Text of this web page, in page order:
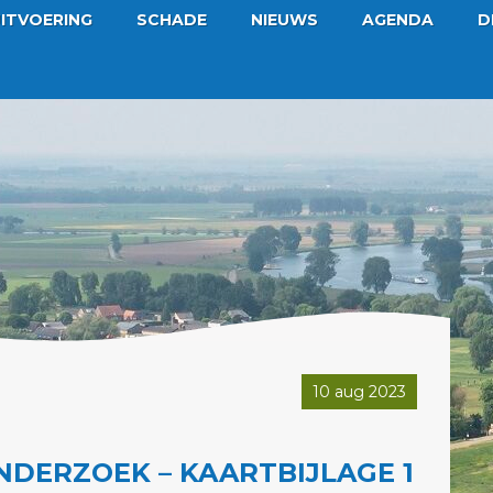
SCHADE NIEUWS AGENDA
– KAARTBIJLAGE 1
10 aug 2023